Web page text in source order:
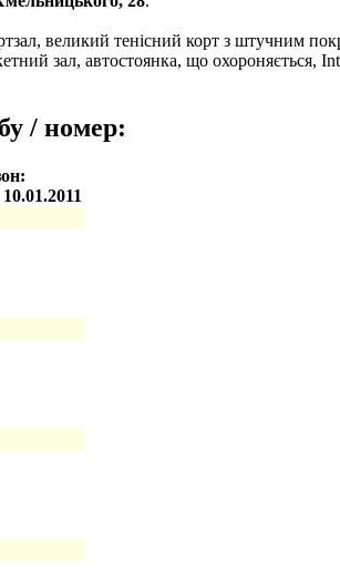
великий тенісний корт з штучним
зал, автостоянка, що охороняється,
/ номер: